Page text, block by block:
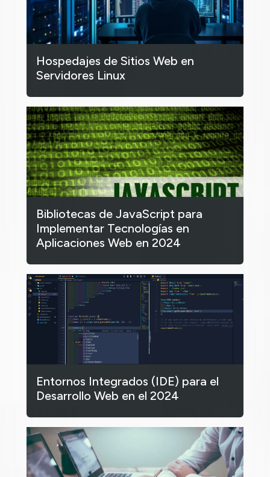
Hospedajes de Sitios Web en
Servidores Linux
Bibliotecas de JavaScript para
Implementar Tecnologías en
Aplicaciones Web en 2024
Entornos Integrados (IDE) para el
Desarrollo Web en el 2024